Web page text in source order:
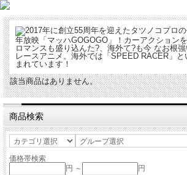
2017年に創立55周年を迎えたタツノコプロ
年放映「マッハGOGOGO」！カーアクション
ロマンスも盛り込んた?、海外て?も今 なお根
レースアニメ。海外では「SPEED RACER」と
まれています！
該当商品はありません。
商品検索
価格帯検索
円 ～
円